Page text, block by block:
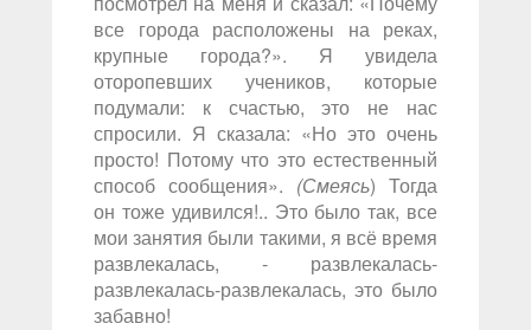
все города расположены на реках,
крупные города?». Я увидела
оторопевших учеников, которые
подумали: к счастью, это не нас
спросили. Я сказала: «Но это очень
просто! Потому что это естественный
способ сообщения». (Смеясь) Тогда
он тоже удивился!.. Это было так, все
мои занятия были такими, я всё время
развлекалась, - развлекалась-
развлекалась-развлекалась, это было
забавно!